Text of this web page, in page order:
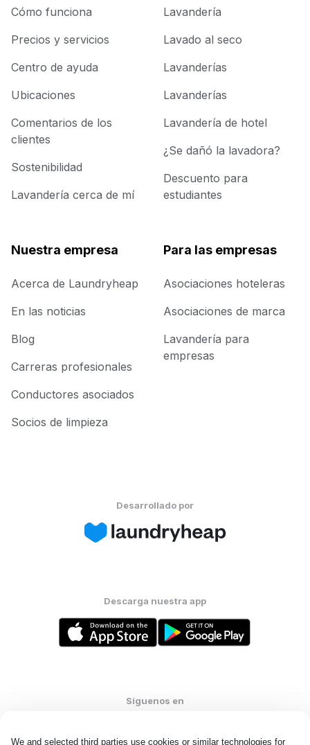
We and selected third parties use cookies or similar technologies for
Cómo funciona
Precios y servicios
Centro de ayuda
Ubicaciones
Comentarios de los
clientes
Sostenibilidad
Lavandería cerca de mí
Lavandería
Lavado al seco
Lavanderías
Lavanderías
Lavandería de hotel
¿Se dañó la lavadora?
Descuento para
estudiantes
Nuestra empresa
Acerca de Laundryheap
En las noticias
Blog
Carreras profesionales
Conductores asociados
Socios de limpieza
Para las empresas
Asociaciones hoteleras
Asociaciones de marca
Lavandería para
empresas
Desarrollado por
Descarga nuestra app
Síguenos en